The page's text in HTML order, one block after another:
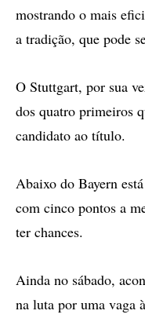
mostrando o mais
a tradição, que pode
O Stuttgart, por sua
dos quatro primeiros
candidato ao título.
Abaixo do Bayern
com cinco pontos a
ter chances.
Ainda no sábado,
na luta por uma vaga